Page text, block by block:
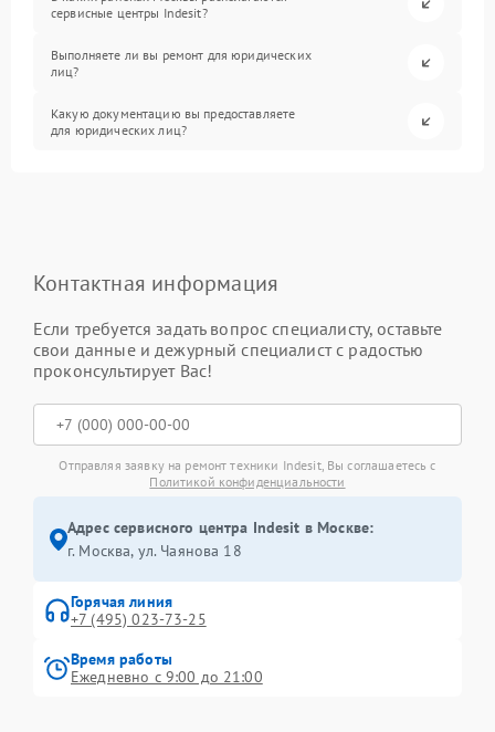
сервисные центры Indesit?
Выполняете ли вы ремонт для юридических
лиц?
Какую документацию вы предоставляете
для юридических лиц?
Контактная информация
Если требуется задать вопрос специалисту, оставьте
свои данные и дежурный специалист с радостью
проконсультирует Вас!
Отправляя заявку на ремонт техники Indesit, Вы соглашаетесь с
Политикой конфиденциальности
Адрес сервисного центра Indesit в Москве:
г. Москва, ул. Чаянова 18
Горячая линия
+7 (495) 023-73-25
Время работы
Ежедневно с 9:00 до 21:00